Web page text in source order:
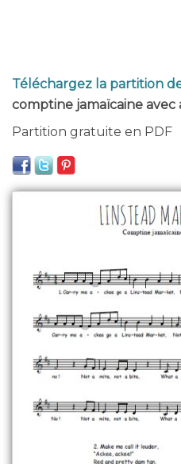
Téléchargez la partition
comptine jamaïcaine avec
Partition gratuite en PDF